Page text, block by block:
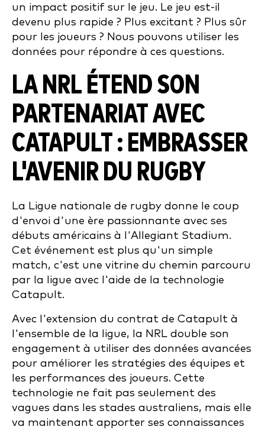
un impact positif sur le jeu. Le jeu est-il
devenu plus rapide ? Plus excitant ? Plus sûr
pour les joueurs ? Nous pouvons utiliser les
données pour répondre à ces questions.
LA NRL ÉTEND SON
PARTENARIAT AVEC
CATAPULT : EMBRASSER
L'AVENIR DU RUGBY
La Ligue nationale de rugby donne le coup
d'envoi d'une ère passionnante avec ses
débuts américains à l'Allegiant Stadium.
Cet événement est plus qu'un simple
match, c'est une vitrine du chemin parcouru
par la ligue avec l'aide de la technologie
Catapult.
Avec l'extension du contrat de Catapult à
l'ensemble de la ligue, la NRL double son
engagement à utiliser des données avancées
pour améliorer les stratégies des équipes et
les performances des joueurs. Cette
technologie ne fait pas seulement des
vagues dans les stades australiens, mais elle
va maintenant apporter ses connaissances